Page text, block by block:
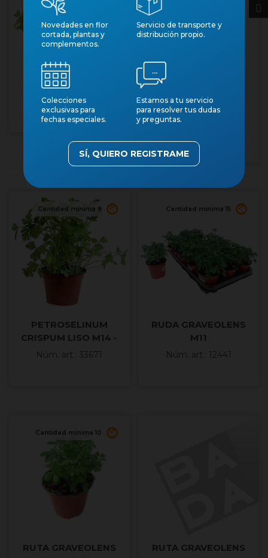
PETROSELINUM
CRISPUM LISO 11 -
JULIVERT LLIS
Núm. art.: 12359
PETROSELINUM
CRISPUM LISO M13
Cantidad mínima 8
PETROSELINUM
CRISPUM LISO M14 -
JULIVERT LLIS
Núm. art.: 33671
Cantidad mínima 15
RUDA GRAVEOLENS
M11
Núm. art.: 12441
Cantidad mínima 10
RUTA GRAVEOLENS
RUTA GRAVEOLENS
Novedades en flor
cortada, plantas y
complementos.
Servicio de transporte y
distribución propio.
Colecciones
exclusivas para
fechas especiales.
Estamos a tu servicio
para resolver tus dudas
y preguntas.
SÍ, QUIERO REGISTRAME